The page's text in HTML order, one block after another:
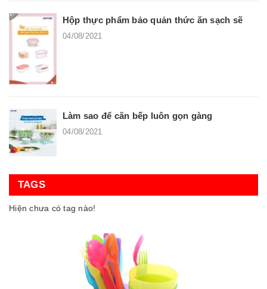
Hộp thực phẩm bảo quản thức ăn sạch sẽ
04/08/2021
Làm sao để căn bếp luôn gọn gàng
04/08/2021
TAGS
Hiện chưa có tag nào!